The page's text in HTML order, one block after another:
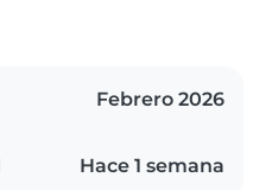
Febrero 2026
Hace 1 semana